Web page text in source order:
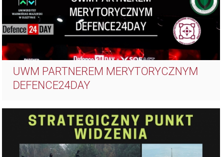
UWM PARTNEREM MERYTORYCZNYM
DEFENCE24DAY